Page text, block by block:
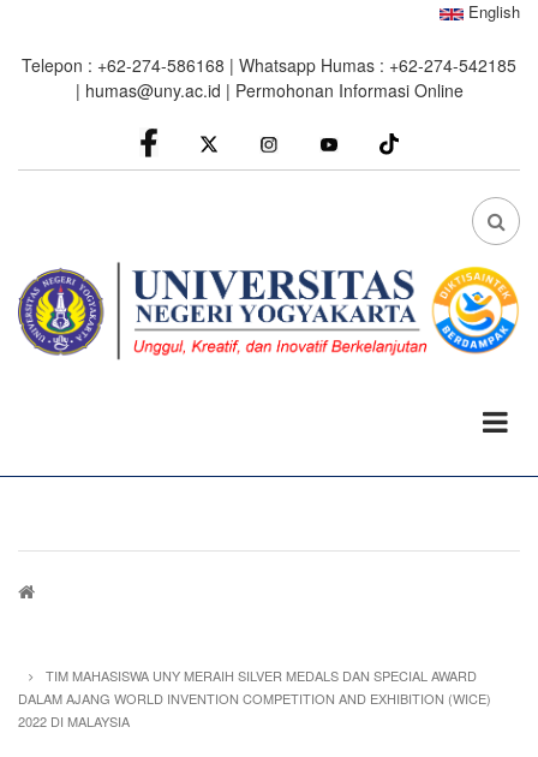
main
English
Telepon : +62-274-586168 | Whatsapp Humas : +62-274-542185
| humas@uny.ac.id | Permohonan Informasi Online
facebook
Instagram youtube
FA
Breadcrumb
TIM MAHASISWA UNY MERAIH SILVER MEDALS DAN SPECIAL AWARD
DALAM AJANG WORLD INVENTION COMPETITION AND EXHIBITION (WICE)
2022 DI MALAYSIA
0%